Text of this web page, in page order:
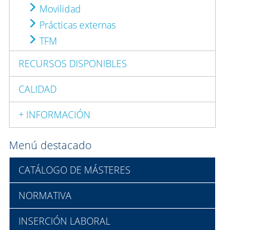
Movilidad
Prácticas externas
TFM
RECURSOS DISPONIBLES
CALIDAD
+ INFORMACIÓN
Menú destacado
CATÁLOGO DE MÁSTERES
NORMATIVA
INSERCIÓN LABORAL